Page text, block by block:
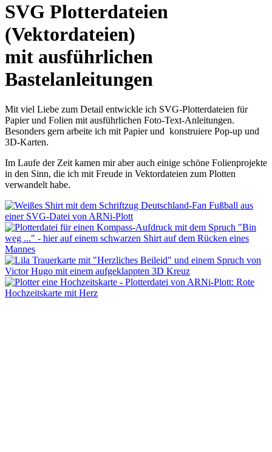
SVG Plotterdateien
(Vektordateien)
mit ausführlichen
Bastelanleitungen
Mit viel Liebe zum Detail entwickle ich SVG-Plotterdateien für
Papier und Folien mit ausführlichen Foto-Text-Anleitungen.
Besonders gern arbeite ich mit Papier und konstruiere Pop-up und
3D-Karten.
Im Laufe der Zeit kamen mir aber auch einige schöne Folienprojekte
in den Sinn, die ich mit Freude in Vektordateien zum Plotten
verwandelt habe.